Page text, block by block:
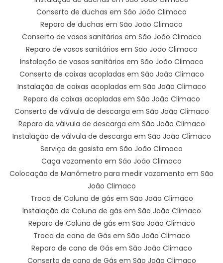
Conserto de duchas em São João Climaco
Reparo de duchas em São João Climaco
Conserto de vasos sanitários em São João Climaco
Reparo de vasos sanitários em São João Climaco
Instalação de vasos sanitários em São João Climaco
Conserto de caixas acopladas em São João Climaco
Instalação de caixas acopladas em São João Climaco
Reparo de caixas acopladas em São João Climaco
Conserto de válvula de descarga em São João Climaco
Reparo de válvula de descarga em São João Climaco
Instalação de válvula de descarga em São João Climaco
Serviço de gasista em São João Climaco
Caça vazamento em São João Climaco
Colocação de Manômetro para medir vazamento em São
João Climaco
Troca de Coluna de gás em São João Climaco
Instalação de Coluna de gás em São João Climaco
Reparo de Coluna de gás em São João Climaco
Troca de cano de Gás em São João Climaco
Reparo de cano de Gás em São João Climaco
Conserto de cano de Gás em São João Climaco